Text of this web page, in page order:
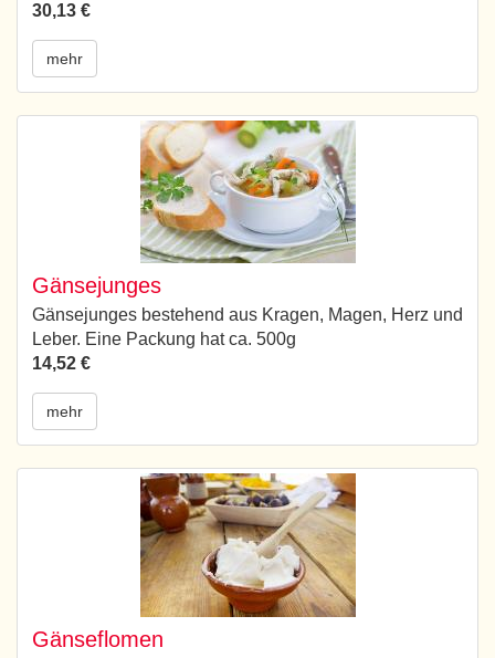
30,13 €
mehr
Gänsejunges
Gänsejunges bestehend aus Kragen, Magen, Herz und
Leber. Eine Packung hat ca. 500g
14,52 €
mehr
Gänseflomen